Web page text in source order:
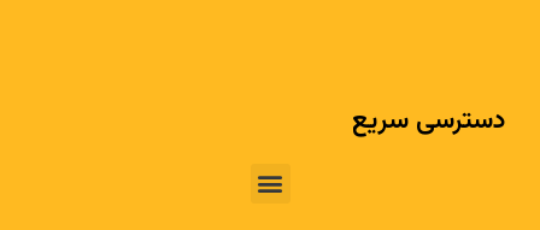
دسترسی سریع